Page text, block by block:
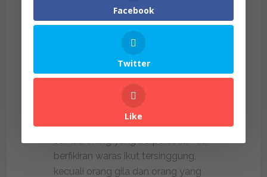
nasionalisme. Pada tahun 2005, Bumi Manusia
telah dicetak kembali di Indonesia, bahkan
diterbitkan juga di dalam 33 bahasa. Karya ini
juga telah diolah dalam bentuk filem dan boleh
ditonton di Netflix (This Earth Of Mankind).
Kalau kemanusiaan tersinggung,
semua orang yang berperasaan dan
berfikiran waras ikut tersinggung,
kecuali orang gila dan orang yang
Facebook
Twitter
Like